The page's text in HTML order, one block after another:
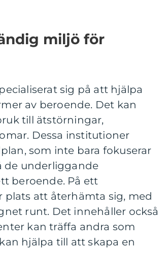
miljö för
sig på att hjälpa
av beroende. Det kan
till ätstörningar,
Dessa institutioner
som inte bara fokuserar
de underliggande
beroende. På ett
att återhämta sig, med
runt. Det innehåller också
kan träffa andra som
hjälpa till att skapa en